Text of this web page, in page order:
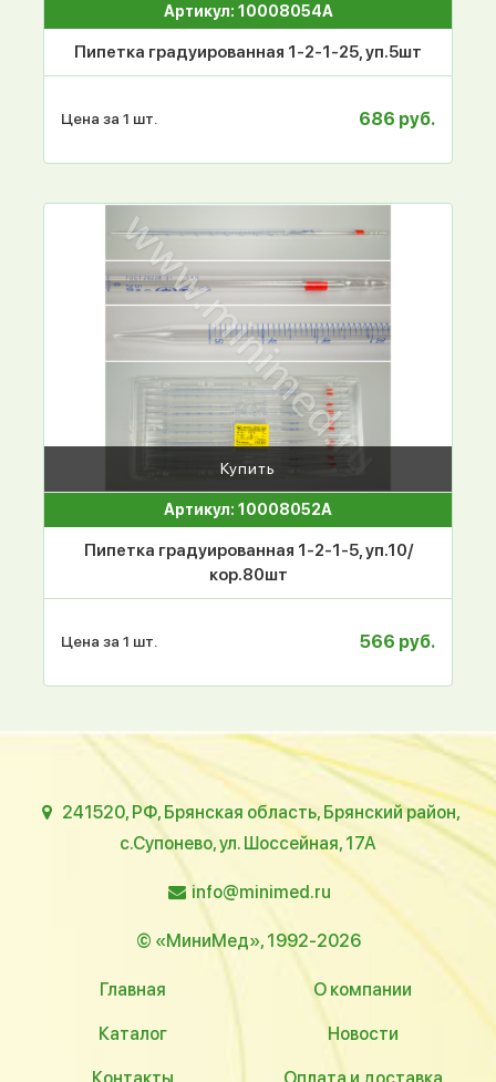
Артикул: 10008054А
Пипетка градуированная 1-2-1-25, уп.5шт
Цена за 1 шт. 686 руб.
Купить
Артикул: 10008052А
Пипетка градуированная 1-2-1-5, уп.10/
кор.80шт
Цена за 1 шт. 566 руб.
241520, РФ, Брянская область, Брянский район,
с.Супонево, ул. Шоссейная, 17А
info@minimed.ru
© «МиниМед», 1992-2026
Главная О компании
Каталог Новости
Контакты Оплата и доставка